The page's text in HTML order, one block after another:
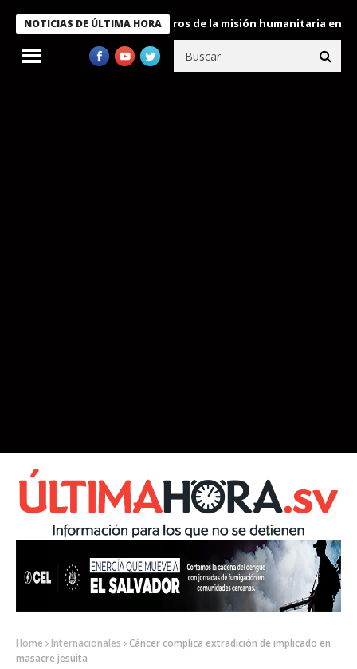
NOTICIAS DE ÚLTIMA HORA
Bukele condecora a miembros de la misión humanitaria enviada
Home Internacionales
Cáncer complica extradición de implicado en
masacre jesuita